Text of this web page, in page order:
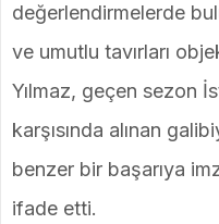
değerlendirmelerde
ve umutlu tavırları
Yılmaz, geçen sezon
karşısında alınan
benzer bir başarıya
ifade etti.